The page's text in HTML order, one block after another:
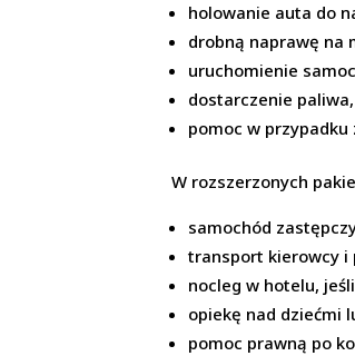
holowanie auta do
drobną naprawę na
uruchomienie
dostarczenie
pomoc w
W rozszerzonych
samochód
transport kierowcy i
nocleg w hotelu,
opiekę nad dziećmi
pomoc prawną po